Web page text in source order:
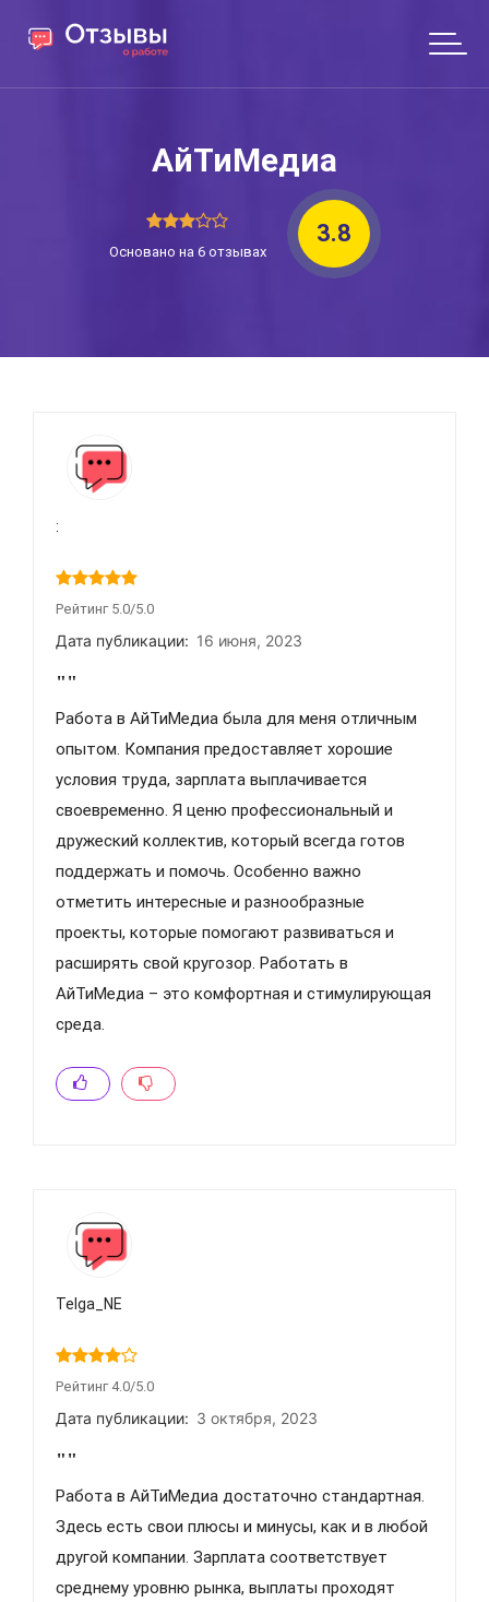
АйТиМедиа
Основано на 6 отзывах
3.8
:
Рейтинг 5.0/5.0
Дата публикации: 16 июня, 2023
""
Работа в АйТиМедиа была для меня отличным
опытом. Компания предоставляет хорошие
условия труда, зарплата выплачивается
своевременно. Я ценю профессиональный и
дружеский коллектив, который всегда готов
поддержать и помочь. Особенно важно
отметить интересные и разнообразные
проекты, которые помогают развиваться и
расширять свой кругозор. Работать в
АйТиМедиа – это комфортная и стимулирующая
среда.
Telga_NE
Рейтинг 4.0/5.0
Дата публикации: 3 октября, 2023
""
Работа в АйТиМедиа достаточно стандартная.
Здесь есть свои плюсы и минусы, как и в любой
другой компании. Зарплата соответствует
среднему уровню рынка, выплаты проходят